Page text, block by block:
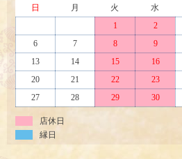
日
月 火 水
1
2
6
7 8 9
13
14 15 16
20
21 22 23
27
28 29 30
店休日
縁日